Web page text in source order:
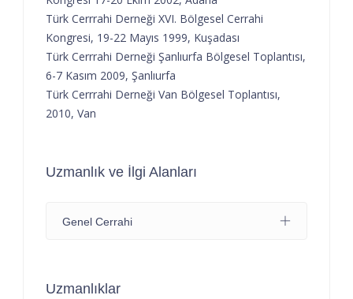
Türk Cerrrahi Derneği XVI. Bölgesel Cerrahi
Kongresi, 19-22 Mayıs 1999, Kuşadası
Türk Cerrrahi Derneği Şanlıurfa Bölgesel Toplantısı,
6-7 Kasım 2009, Şanlıurfa
Türk Cerrrahi Derneği Van Bölgesel Toplantısı,
2010, Van
Uzmanlık ve İlgi Alanları
Genel Cerrahi
Uzmanlıklar